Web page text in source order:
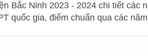
Bắc Ninh 2023 - 2024 chi tiết các
quốc gia, điểm chuẩn qua các